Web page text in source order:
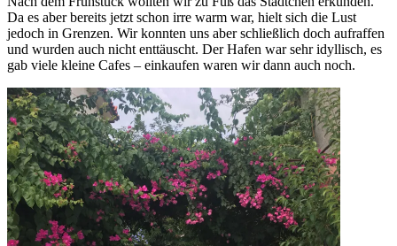
Da es aber bereits jetzt schon irre warm war, hielt sich die Lust
jedoch in Grenzen. Wir konnten uns aber schließlich doch aufraffen
und wurden auch nicht enttäuscht. Der Hafen war sehr idyllisch, es
gab viele kleine Cafes – einkaufen waren wir dann auch noch.